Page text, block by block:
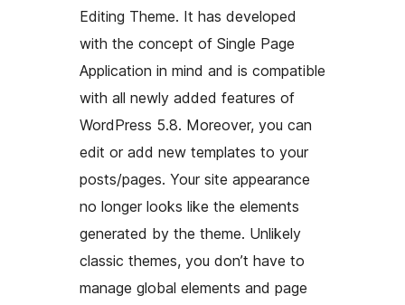
Editing Theme. It has developed
with the concept of Single Page
Application in mind and is compatible
with all newly added features of
WordPress 5.8. Moreover, you can
edit or add new templates to your
posts/pages. Your site appearance
no longer looks like the elements
generated by the theme. Unlikely
classic themes, you don’t have to
manage global elements and page